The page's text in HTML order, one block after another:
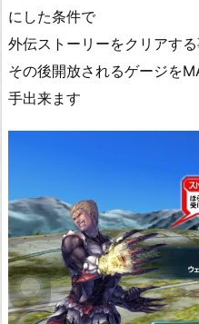
にした条件で
外伝ストーリーをクリアす
その後開放されるゲージを
手出来ます